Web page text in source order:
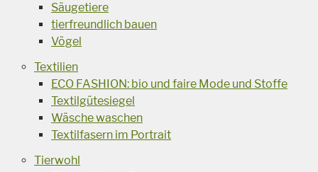
Säugetiere
tierfreundlich bauen
Vögel
Textilien
ECO FASHION: bio und faire Mode und Stoffe
Textilgütesiegel
Wäsche waschen
Textilfasern im Portrait
Tierwohl